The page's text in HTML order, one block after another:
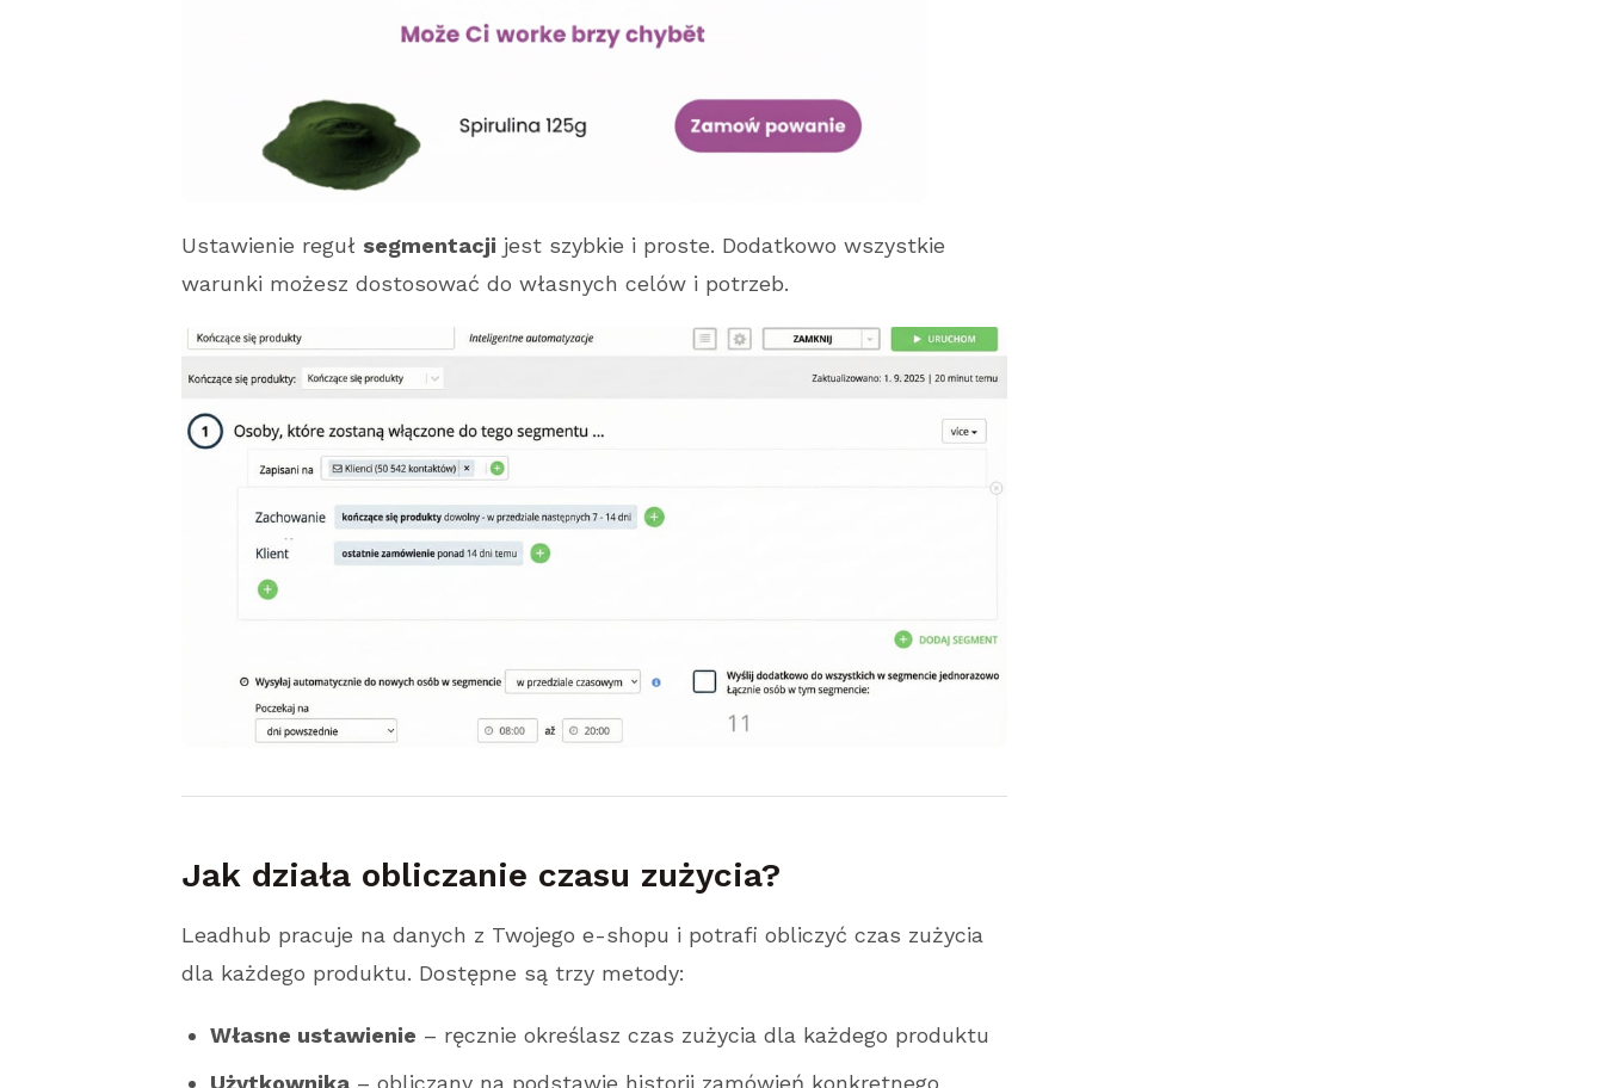
Ustawienie reguł segmentacji jest szybkie i proste. Dodatkowo wszystkie
warunki możesz dostosować do własnych celów i potrzeb.
Jak działa obliczanie czasu zużycia?
Leadhub pracuje na danych z Twojego e-shopu i potrafi obliczyć czas zużycia
dla każdego produktu. Dostępne są trzy metody:
Własne ustawienie – ręcznie określasz czas zużycia dla każdego produktu
Użytkownika – obliczany na podstawie historii zamówień konkretnego